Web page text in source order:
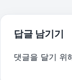
답글 남기기
댓글을 달기 위